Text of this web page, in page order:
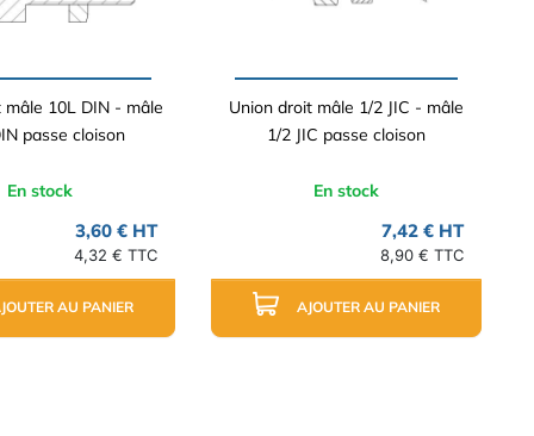
mâle 10L DIN - mâle
passe cloison
En stock
3,60 € HT
4,32 € TTC
AU PANIER
Union droit mâle 1/2 JIC - mâle
1/2 JIC passe cloison
En stock
7,42 € HT
8,90 € TTC
AJOUTER AU PANIER